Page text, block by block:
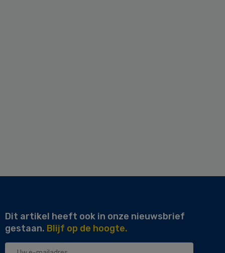
Dit artikel heeft ook in onze nieuwsbrief
gestaan. Blijf op de hoogte.
Uw